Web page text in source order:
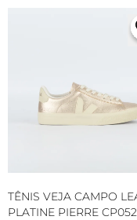
TÊNIS VEJA CAMPO
PLATINE PIERRE